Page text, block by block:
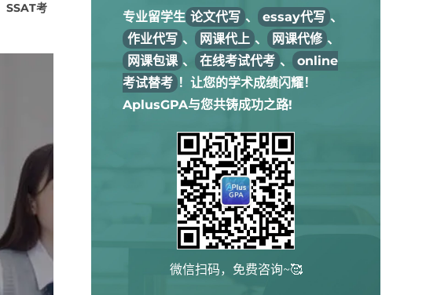
SSAT考
专业留学生 论文代写 、 essay代写 、
作业代写 、 网课代上 、 网课代修 、
网课包课 、 在线考试代考 、
online
考试替考 ！让您的学术成绩闪耀！
AplusGPA与您共铸成功之路!
微信扫码，免费咨询~🥰